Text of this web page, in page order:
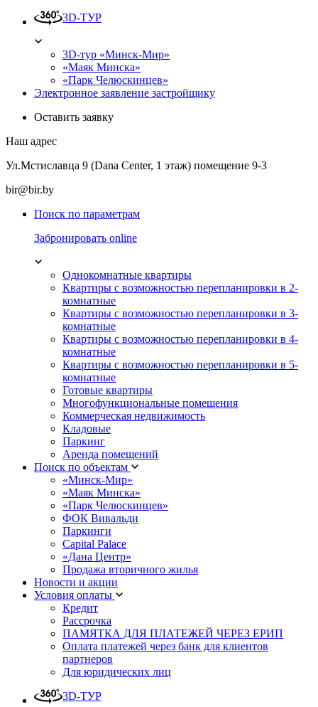
3D-ТУР
3D-тур «Минск-Мир»
«Маяк Минска»
«Парк Челюскинцев»
Электронное заявление застройщику
Оставить заявку
Наш адрес
Ул.Мстиславца 9 (Dana Center, 1 этаж) помещение 9-3
bir@bir.by
Поиск по параметрам
Забронировать online
Однокомнатные квартиры
Квартиры с возможностью перепланировки в 2-
комнатные
Квартиры с возможностью перепланировки в 3-
комнатные
Квартиры с возможностью перепланировки в 4-
комнатные
Квартиры с возможностью перепланировки в 5-
комнатные
Готовые квартиры
Многофункциональные помещения
Коммерческая недвижимость
Кладовые
Паркинг
Аренда помещений
Поиск по объектам
«Минск-Мир»
«Маяк Минска»
«Парк Челюскинцев»
ФОК Вивальди
Паркинги
Capital Palace
«Дана Центр»
Продажа вторичного жилья
Новости и акции
Условия оплаты
Кредит
Рассрочка
ПАМЯТКА ДЛЯ ПЛАТЕЖЕЙ ЧЕРЕЗ ЕРИП
Оплата платежей через банк для клиентов
партнеров
Для юридических лиц
3D-ТУР